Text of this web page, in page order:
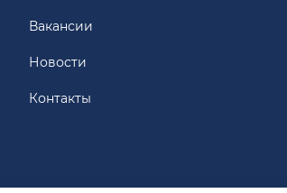
Вакансии
Новости
Контакты